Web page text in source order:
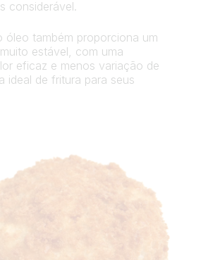
considerável.
óleo também proporciona um
estável, com uma
eficaz e menos variação de
ideal de fritura para seus